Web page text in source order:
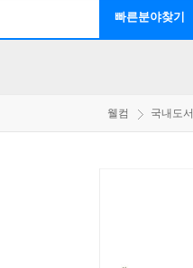
빠른분야찾기
웰컴 국내도서